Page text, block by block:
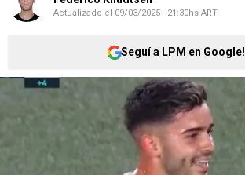
Actualizado el 09/03/2025 - 21:30hs ART
Seguí a LPM en Google!